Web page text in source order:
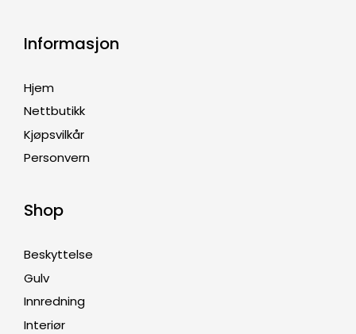
Informasjon
Hjem
Nettbutikk
Kjøpsvilkår
Personvern
Shop
Beskyttelse
Gulv
Innredning
Interiør